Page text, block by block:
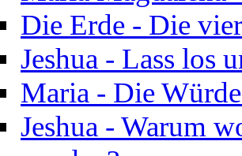
Die Erde - Die
Jeshua - Lass los
Maria - Die
Jeshua - Warum